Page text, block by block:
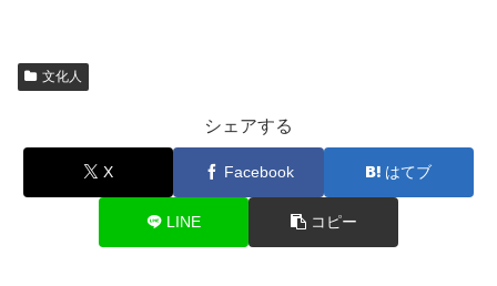
文化人
シェアする
X Facebook はてブ
LINE コピー